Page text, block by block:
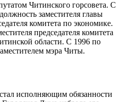
Читинского горсовета. С
заместителя главы
комитета по экономике.
председателя комитета
области. С 1996 по
мэра Читы.
исполняющим обязанности